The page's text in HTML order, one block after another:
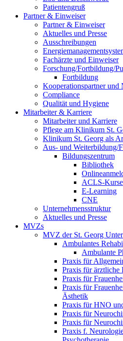
Patientengruß
Partner & Einweiser
Partner & Einweiser
Aktuelles und Presse
Ausschreibungen
Fachärzte und Einweiser
Forschung/Fortbildung/
Fortbildung
Kooperationspartner und
Compliance
Qualität und Hygiene
Mitarbeiter & Karriere
Mitarbeiter und Karriere
Pflege am Klinikum St.
Klinikum St. Georg als
Aus- und Weiterbildung/
Bildungszentrum
Bibliothek
ACLS-Kurse
E-Learning
CNE
Unternehmensstruktur
Aktuelles und Presse
MVZs
MVZ der St. Georg
Ambulantes
Ambulante
Praxis für
Praxis für ärztliche
Praxis für
Praxis für
Ästhetik
Praxis für HNO
Praxis für
Praxis für
Praxis f.